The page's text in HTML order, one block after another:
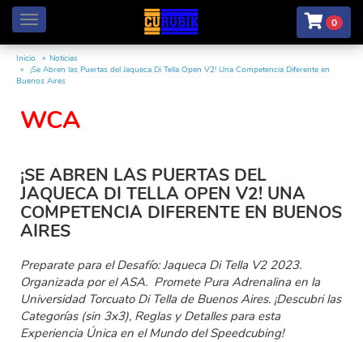
Menú 0
Inicio
Noticias
¡Se Abren las Puertas del Jaqueca Di Tella Open V2! Una Competencia Diferente en
Buenos Aires
WCA
¡SE ABREN LAS PUERTAS DEL
JAQUECA DI TELLA OPEN V2! UNA
COMPETENCIA DIFERENTE EN BUENOS
AIRES
Preparate para el Desafío: Jaqueca Di Tella V2 2023.
Organizada por el ASA. Promete Pura Adrenalina en la
Universidad Torcuato Di Tella de Buenos Aires. ¡Descubri las
Categorías (sin 3x3), Reglas y Detalles para esta
Experiencia Única en el Mundo del Speedcubing!